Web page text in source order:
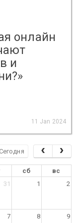
онлайн
и
11 Jan 2024
Сегодня
сб
вс
31 1 2
7 8 9